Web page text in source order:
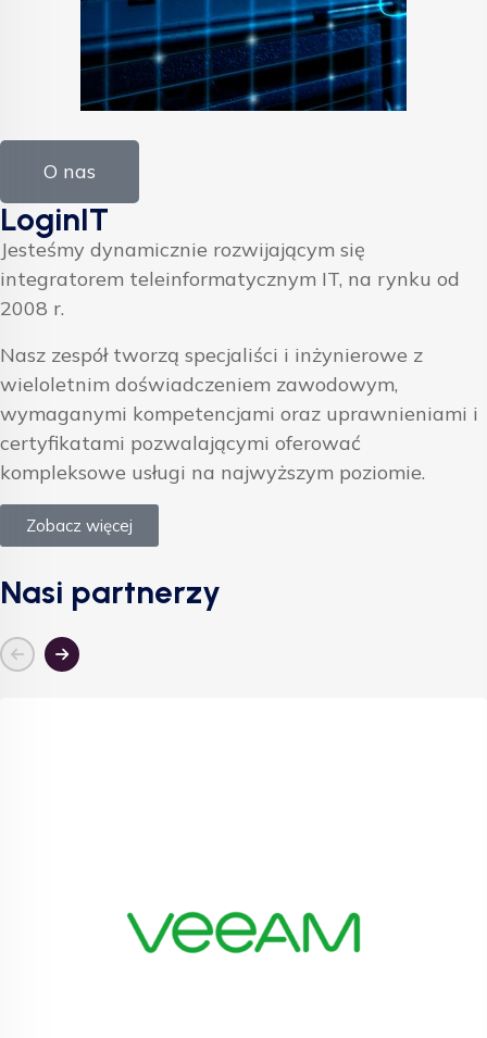
O nas
LoginIT
Jesteśmy dynamicznie rozwijającym się
integratorem teleinformatycznym IT, na rynku od
2008 r.
Nasz zespół tworzą specjaliści i inżynierowe z
wieloletnim doświadczeniem zawodowym,
wymaganymi kompetencjami oraz uprawnieniami i
certyfikatami pozwalającymi oferować
kompleksowe usługi na najwyższym poziomie.
Zobacz więcej
Nasi partnerzy